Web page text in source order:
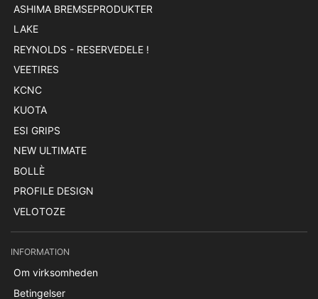
ASHIMA BREMSEPRODUKTER
LAKE
REYNOLDS - RESERVEDELE !
VEETIRES
KCNC
KUOTA
ESI GRIPS
NEW ULTIMATE
BOLLÈ
PROFILE DESIGN
VELOTOZE
INFORMATION
Om virksomheden
Betingelser